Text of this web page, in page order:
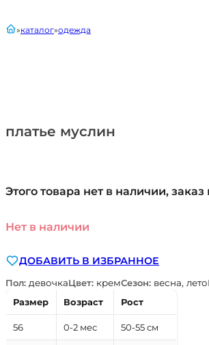
платье муслин
главнаякаталог одежда
Этого товара нет в наличии,
Нет в наличии
ДОБАВИТЬ В ИЗБРАННОЕ
Пол: девочкаЦвет: кремСезон: весна, лето
Размер
Возраст Рост
56 0-2 мес 50-55 см